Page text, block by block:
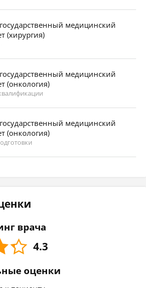
медицинский
(хирургия)
медицинский
(онкология)
медицинский
(онкология)
врача
4.3
оценки